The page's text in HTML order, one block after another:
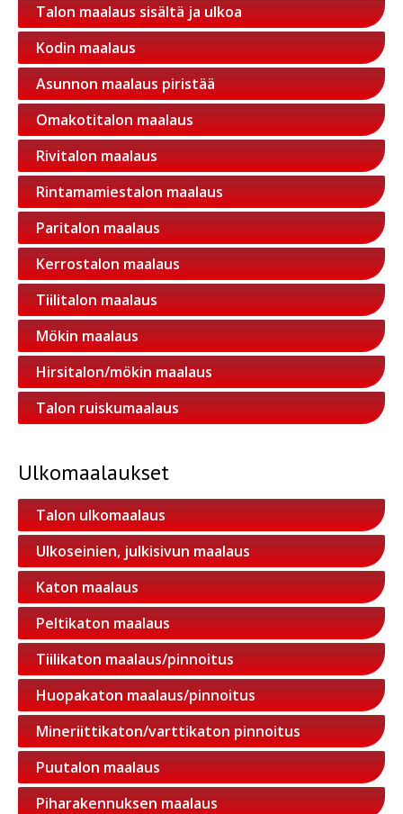
Talon maalaus sisältä ja ulkoa
Kodin maalaus
Asunnon maalaus piristää
Omakotitalon maalaus
Rivitalon maalaus
Rintamamiestalon maalaus
Paritalon maalaus
Kerrostalon maalaus
Tiilitalon maalaus
Mökin maalaus
Hirsitalon/mökin maalaus
Talon ruiskumaalaus
Ulkomaalaukset
Talon ulkomaalaus
Ulkoseinien, julkisivun maalaus
Katon maalaus
Peltikaton maalaus
Tiilikaton maalaus/pinnoitus
Huopakaton maalaus/pinnoitus
Mineriittikaton/varttikaton pinnoitus
Puutalon maalaus
Piharakennuksen maalaus